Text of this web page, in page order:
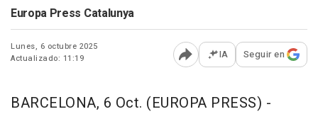
Europa Press Catalunya
Lunes, 6 octubre 2025
Actualizado: 11:19
Abrir opciones para
IA Seguir en
BARCELONA, 6 Oct. (EUROPA PRESS) -